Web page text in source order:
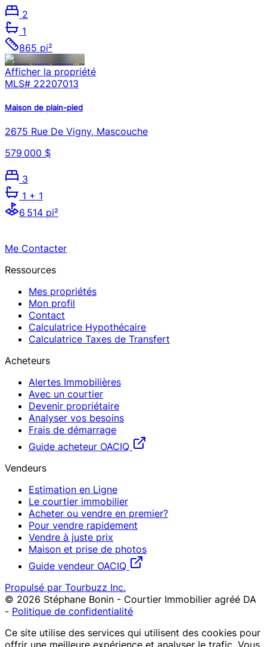
2
1
865 pi²
Afficher la propriété
MLS# 22207013
Maison de plain-pied
2675 Rue De Vigny, Mascouche
579 000 $
3
1 + 1
6 514 pi²
Me Contacter
Ressources
Mes propriétés
Mon profil
Contact
Calculatrice Hypothécaire
Calculatrice Taxes de Transfert
Acheteurs
Alertes Immobilières
Avec un courtier
Devenir propriétaire
Analyser vos besoins
Frais de démarrage
Guide acheteur OACIQ
Vendeurs
Estimation en Ligne
Le courtier immobilier
Acheter ou vendre en premier?
Pour vendre rapidement
Vendre à juste prix
Maison et prise de photos
Guide vendeur OACIQ
Propulsé par Tourbuzz Inc.
© 2026 Stéphane Bonin - Courtier Immobilier agréé DA
- Politique de confidentialité
Ce site utilise des services qui utilisent des cookies pour
offrir une meilleure expérience et analyser le trafic. Vous